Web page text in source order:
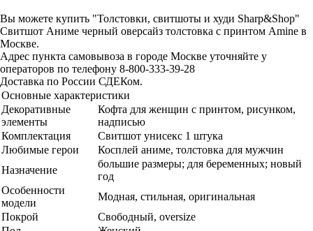
Вы можете купить "Толстовки, свитшоты и худи Sharp&Shop"
Свитшот Аниме черный оверсайз толстовка с принтом Amine в
Москве.
Адрес пункта самовывоза в городе Москве уточняйте у
операторов по телефону 8-800-333-39-28
Доставка по России СДЕКом.
Основные характеристики
Декоративные
элементы
Кофта для женщин с принтом, рисунком,
надписью
Комплектация
Свитшот унисекс 1 штука
Любимые герои
Косплей аниме, толстовка для мужчин
Назначение
большие размеры; для беременных; новый
год
Особенности
модели
Модная, стильная, оригинальная
Покрой
Свободный, oversize